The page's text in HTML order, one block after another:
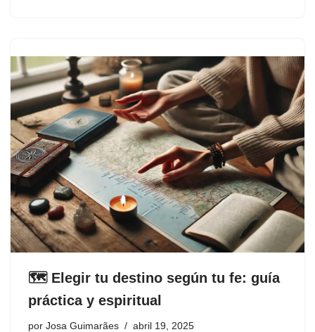
🗺️ Elegir tu destino según tu fe: guía
práctica y espiritual
por Josa Guimarães abril 19, 2025